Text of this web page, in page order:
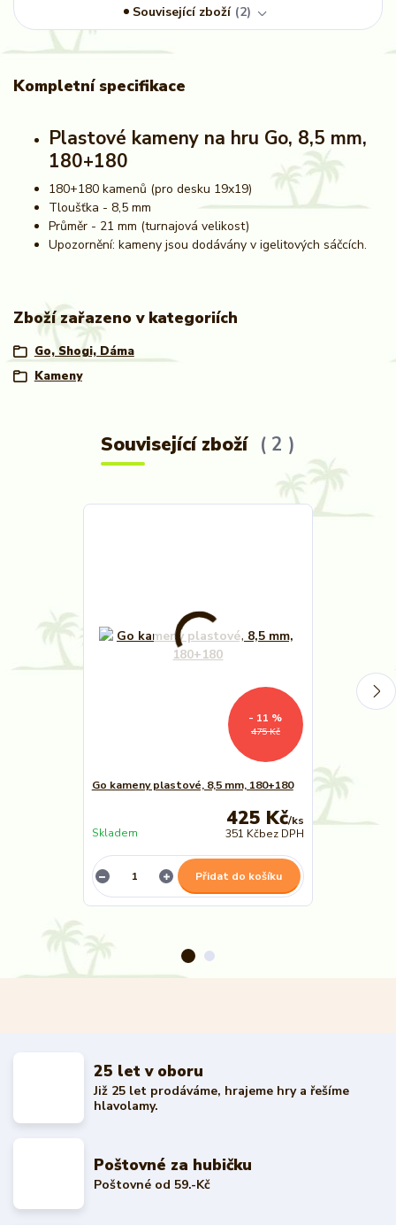
Související zboží 2
Kompletní specifikace
Plastové kameny na hru Go, 8,5 mm,
180+180
180+180 kamenů (pro desku 19x19)
Tloušťka - 8,5 mm
Průměr - 21 mm (turnajová velikost)
Upozornění: kameny jsou dodávány v igelitových sáčcích.
Zboží zařazeno v kategoriích
Go, Shogi, Dáma
Kameny
Související zboží 2
475 Kč
- 11 %
Go kameny plastové, 8,5 mm, 180+180
425 Kč/ks
351 Kčbez DPH
Skladem
Přidat do košíku
25 let v oboru
Již 25 let prodáváme, hrajeme hry a řešíme
hlavolamy.
Poštovné za hubičku
Poštovné od 59.-Kč